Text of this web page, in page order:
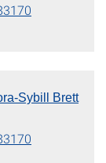
Sybill Brett